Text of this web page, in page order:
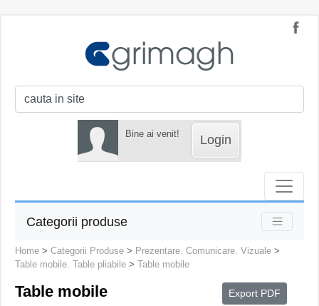
Bine ai venit! Login
Categorii produse
Home > Categorii Produse > Prezentare. Comunicare. Vizuale >
Table mobile. Table pliabile > Table mobile
Export PDF
Table mobile